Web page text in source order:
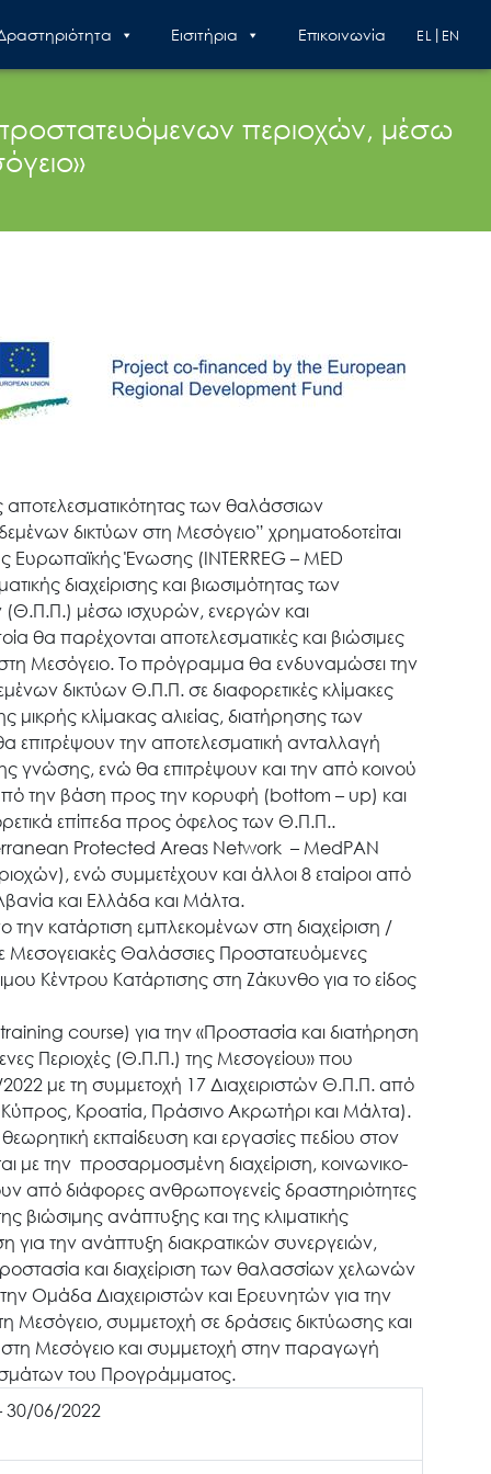
Εισιτήρια Επικοινωνία EN
EL
περιοχών, μέσω
των θαλάσσιων
δικτύων στη Μεσόγειο” χρηματοδοτείται
Ευρωπαϊκής Ένωσης (ΙNTERREG – MED
διαχείρισης και βιωσιμότητας των
μέσω ισχυρών, ενεργών και
θα παρέχονται αποτελεσματικές και βιώσιμες
στη Μεσόγειο. Το πρόγραμμα θα ενδυναμώσει την
δικτύων Θ.Π.Π. σε διαφορετικές κλίμακες
μικρής κλίμακας αλιείας, διατήρησης των
επιτρέψουν την αποτελεσματική ανταλλαγή
γνώσης, ενώ θα επιτρέψουν και την από κοινού
την βάση προς την κορυφή (bottom – up) και
επίπεδα προς όφελος των Θ.Π.Π..
Protected Areas Network – MedPAN
ενώ συμμετέχουν και άλλοι 8 εταίροι από
και Ελλάδα και Μάλτα.
κατάρτιση εμπλεκομένων στη διαχείριση /
Θαλάσσιες Προστατευόμενες
Κέντρου Κατάρτισης στη Ζάκυνθο για το είδος
course) για την «Προστασία και διατήρηση
Περιοχές (Θ.Π.Π.) της Μεσογείου» που
με τη συμμετοχή 17 Διαχειριστών Θ.Π.Π. από
Κύπρος, Κροατία, Πράσινο Ακρωτήρι και Μάλτα).
εκπαίδευση και εργασίες πεδίου στον
με την προσαρμοσμένη διαχείριση, κοινωνικο-
από διάφορες ανθρωπογενείς δραστηριότητες
βιώσιμης ανάπτυξης και της κλιματικής
για την ανάπτυξη διακρατικών συνεργειών,
και διαχείριση των θαλασσίων χελωνών
Ομάδα Διαχειριστών και Ερευνητών για την
συμμετοχή σε δράσεις δικτύωσης και
Μεσόγειο και συμμετοχή στην παραγωγή
του Προγράμματος.
30/06/2022